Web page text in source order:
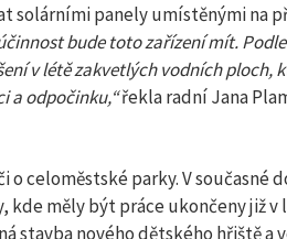
solárními panely umístěnými na
bude toto zařízení mít.
v létě zakvetlých vodních ploch,
a odpočinku,“řekla radní Jana
o celoměstské parky. V současné
měly být práce ukončeny již v
stavba nového dětského hřiště a